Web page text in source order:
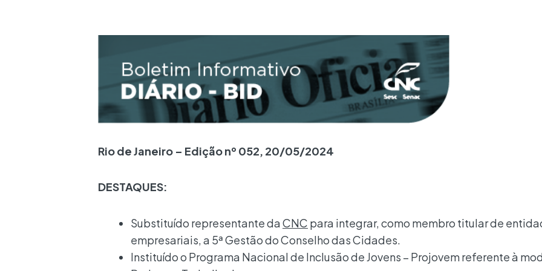
Rio de Janeiro – Edição nº 052, 20/05/2024
DESTAQUES:
Substituído representante daCNC para integrar, como membro titular de
empresariais, a 5ª Gestão do Conselho das Cidades.
Instituído o Programa Nacional de Inclusão de Jovens – Projovem referente à